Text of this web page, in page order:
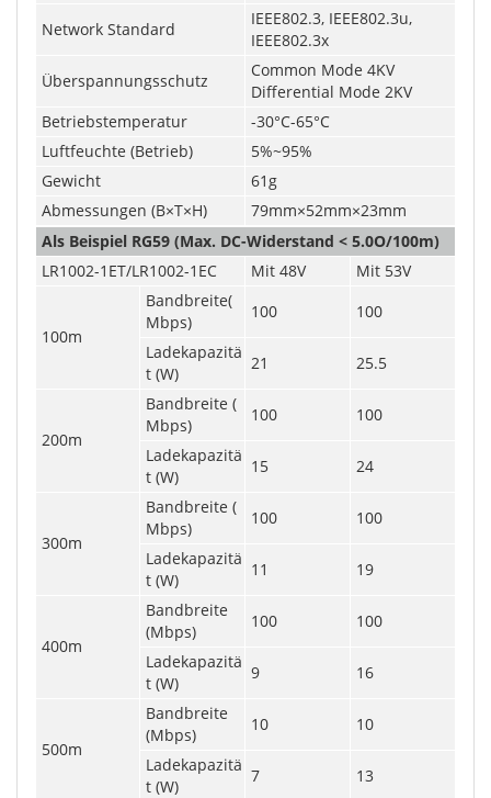
Network Standard
IEEE802.3, IEEE802.3u,
IEEE802.3x
Überspannungsschutz
Common Mode 4KV
Differential Mode 2KV
Betriebstemperatur
-30°C-65°C
Luftfeuchte (Betrieb)
5%~95%
Gewicht
61g
Abmessungen (B×T×H)
79mm×52mm×23mm
Als Beispiel RG59 (Max. DC-Widerstand < 5.0O/100m)
LR1002-1ET/LR1002-1EC
Mit 48V Mit 53V
100m
Bandbreite(
Mbps)
100
100
Ladekapazitä
t (W)
21 25.5
200m
Bandbreite (
Mbps)
100
100
Ladekapazitä
t (W)
15 24
300m
Bandbreite (
Mbps)
100
100
Ladekapazitä
t (W)
11 19
400m
Bandbreite
(Mbps)
100
100
Ladekapazitä
t (W)
9 16
500m
Bandbreite
(Mbps)
10
10
Ladekapazitä
t (W)
7 13